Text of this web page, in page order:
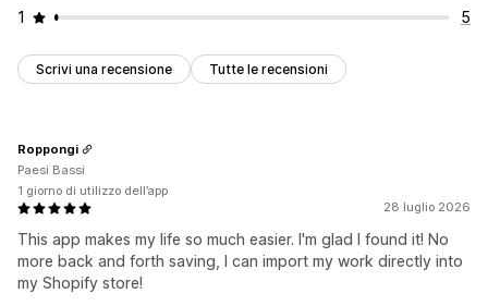
1
5
Scrivi una recensione Tutte le recensioni
28 luglio 2026
This app makes my life so much easier. I'm glad I found it! No
more back and forth saving, I can import my work directly into
my Shopify store!
Roppongi
Paesi Bassi
1 giorno di utilizzo dell’app